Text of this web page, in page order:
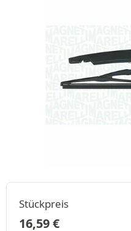
Stückpreis
16,59€